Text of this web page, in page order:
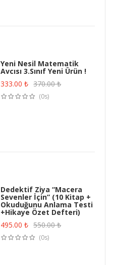
Yeni Nesil Matematik
Avcısı 3.Sınıf Yeni Ürün !
333.00₺ 370.00₺
(0s)
Dedektif Ziya “Macera
Sevenler İçin” (10 Kitap +
Okuduğunu Anlama Testi
+Hikaye Özet Defteri)
495.00₺ 550.00₺
(0s)